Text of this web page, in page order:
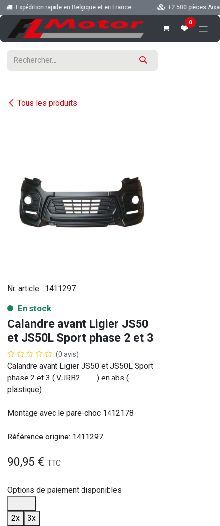
Se rendre au contenu
Expédition rapide en Belgique et en France +2 500 pièces
0
Tous les produits
Nr. article : 1411297
En stock
Calandre avant Ligier JS50
et JS50L Sport phase 2 et 3
(0 avis)
Calandre avant Ligier JS50 et JS50L Sport
phase 2 et 3 ( VJRB2…........) en abs (
plastique)
Montage avec le pare-choc 1412178
Référence origine: 1411297
90,95 € TTC
Options de paiement disponibles
2x
3x